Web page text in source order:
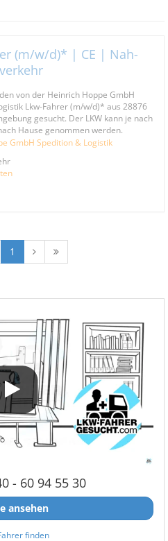
(m/w/d)* | CE | Nah-
von der Heinrich Hoppe GmbH
Lkw-Fahrer (m/w/d)* aus 28876
gesucht. Der LKW kann je nach
Hause genommen werden.
GmbH Spedition & Logistik
1
- 60 94 55 30
ansehen
finden